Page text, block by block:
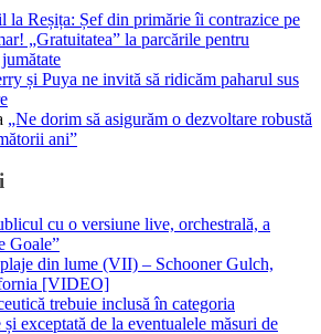
la Reșița: Șef din primărie îi contrazice pe
„Gratuitatea” la parcările pentru
și Puya ne invită să ridicăm paharul sus
„Ne dorim să asigurăm o dezvoltare robustă
ani”
cu o versiune live, orchestrală, a
Goale”
din lume (VII) – Schooner Gulch,
[VIDEO]
trebuie inclusă în categoria
exceptată de la eventualele măsuri de